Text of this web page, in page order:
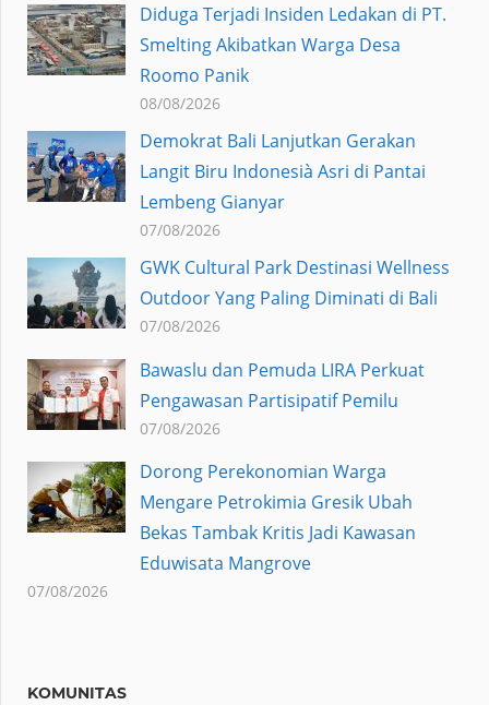
Diduga Terjadi Insiden Ledakan di PT.
Smelting Akibatkan Warga Desa
Roomo Panik
08/08/2026
Demokrat Bali Lanjutkan Gerakan
Langit Biru Indonesià Asri di Pantai
Lembeng Gianyar
07/08/2026
GWK Cultural Park Destinasi Wellness
Outdoor Yang Paling Diminati di Bali
07/08/2026
Bawaslu dan Pemuda LIRA Perkuat
Pengawasan Partisipatif Pemilu
07/08/2026
Dorong Perekonomian Warga
Mengare Petrokimia Gresik Ubah
Bekas Tambak Kritis Jadi Kawasan
Eduwisata Mangrove
07/08/2026
KOMUNITAS